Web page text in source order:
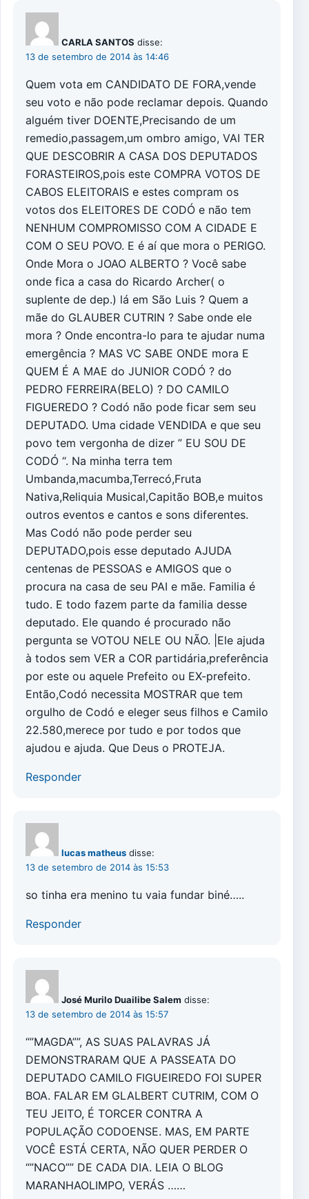
CARLA SANTOS disse:
13 de setembro de 2014 às 14:46
Quem vota em CANDIDATO DE FORA,vende
seu voto e não pode reclamar depois. Quando
alguém tiver DOENTE,Precisando de um
remedio,passagem,um ombro amigo, VAI TER
QUE DESCOBRIR A CASA DOS DEPUTADOS
FORASTEIROS,pois este COMPRA VOTOS DE
CABOS ELEITORAIS e estes compram os
votos dos ELEITORES DE CODÓ e não tem
NENHUM COMPROMISSO COM A CIDADE E
COM O SEU POVO. E é aí que mora o PERIGO.
Onde Mora o JOAO ALBERTO ? Você sabe
onde fica a casa do Ricardo Archer( o
suplente de dep.) lá em São Luis ? Quem a
mãe do GLAUBER CUTRIN ? Sabe onde ele
mora ? Onde encontra-lo para te ajudar numa
emergência ? MAS VC SABE ONDE mora E
QUEM É A MAE do JUNIOR CODÓ ? do
PEDRO FERREIRA(BELO) ? DO CAMILO
FIGUEREDO ? Codó não pode ficar sem seu
DEPUTADO. Uma cidade VENDIDA e que seu
povo tem vergonha de dizer ” EU SOU DE
CODÓ “. Na minha terra tem
Umbanda,macumba,Terrecó,Fruta
Nativa,Reliquia Musical,Capitão BOB,e muitos
outros eventos e cantos e sons diferentes.
Mas Codó não pode perder seu
DEPUTADO,pois esse deputado AJUDA
centenas de PESSOAS e AMIGOS que o
procura na casa de seu PAI e mãe. Familia é
tudo. E todo fazem parte da familia desse
deputado. Ele quando é procurado não
pergunta se VOTOU NELE OU NÃO. |Ele ajuda
à todos sem VER a COR partidária,preferência
por este ou aquele Prefeito ou EX-prefeito.
Então,Codó necessita MOSTRAR que tem
orgulho de Codó e eleger seus filhos e Camilo
22.580,merece por tudo e por todos que
ajudou e ajuda. Que Deus o PROTEJA.
Responder
lucas matheus disse:
13 de setembro de 2014 às 15:53
so tinha era menino tu vaia fundar biné…..
Responder
José Murilo Duailibe Salem disse:
13 de setembro de 2014 às 15:57
“”MAGDA””, AS SUAS PALAVRAS JÁ
DEMONSTRARAM QUE A PASSEATA DO
DEPUTADO CAMILO FIGUEIREDO FOI SUPER
BOA. FALAR EM GLALBERT CUTRIM, COM O
TEU JEITO, É TORCER CONTRA A
POPULAÇÃO CODOENSE. MAS, EM PARTE
VOCÊ ESTÁ CERTA, NÃO QUER PERDER O
“”NACO”” DE CADA DIA. LEIA O BLOG
MARANHAOLIMPO, VERÁS ……